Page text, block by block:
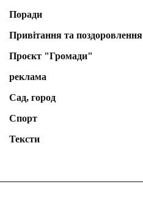
Поради
Привітання та поздоровлення
Проєкт "Громади"
реклама
Сад, город
Спорт
Тексти